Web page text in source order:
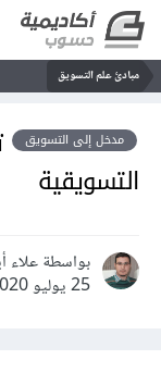
مبادئ علم التسويق
مدخل إلى التسويق
التسويقية
بواسطة علاء
25 يوليو 2020